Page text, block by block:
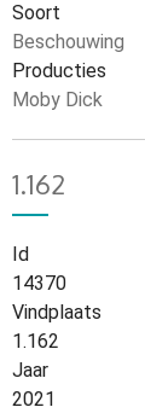
Soort
Beschouwing
Producties
Moby Dick
1.162
Id
14370
Vindplaats
1.162
Jaar
2021